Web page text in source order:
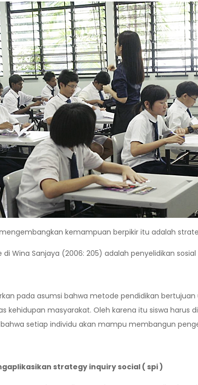
kemampuan berpikir itu adalah
Wina Sanjaya (2006: 205) adalah penyelidikan
pada asumsi bahwa metode pendidikan
kehidupan masyarakat. Oleh karena itu siswa
setiap individu akan mampu membangun
strategy inquiry social ( spi )